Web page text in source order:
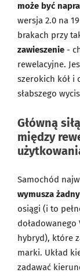
może być
wersja 2.0 na
brakach przy
zawieszenie -
rewelacyjne.
szerokich kół i
słabszego
Główną
między
Samochód
wymusza
osiągi (i to
hybryd), które
marki. Układ
zadawać